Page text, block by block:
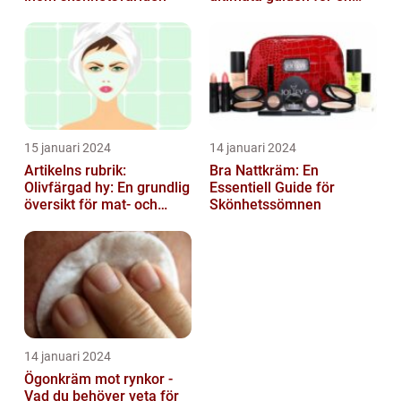
15 januari 2024
Artikelns rubrik:
Olivfärgad hy: En grundlig
översikt för mat- och
14 januari 2024
Bra Nattkräm: En
Essentiell Guide för
Skönhetssömnen
14 januari 2024
Ögonkräm mot rynkor -
Vad du behöver veta för